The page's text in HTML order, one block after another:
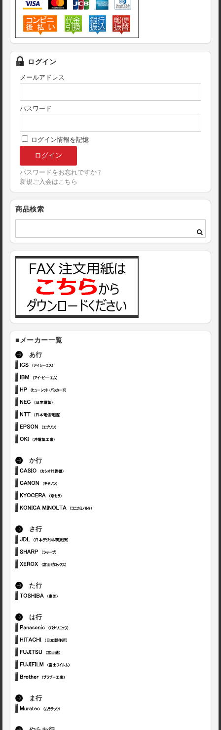
ログイン
メールアドレス
パスワード
ログイン情報を記憶
パスワードをお忘れですか ?
新規ご入会はこちら
商品検索
■メーカー一覧
あ行
か行
さ行
た行
は行
ま行